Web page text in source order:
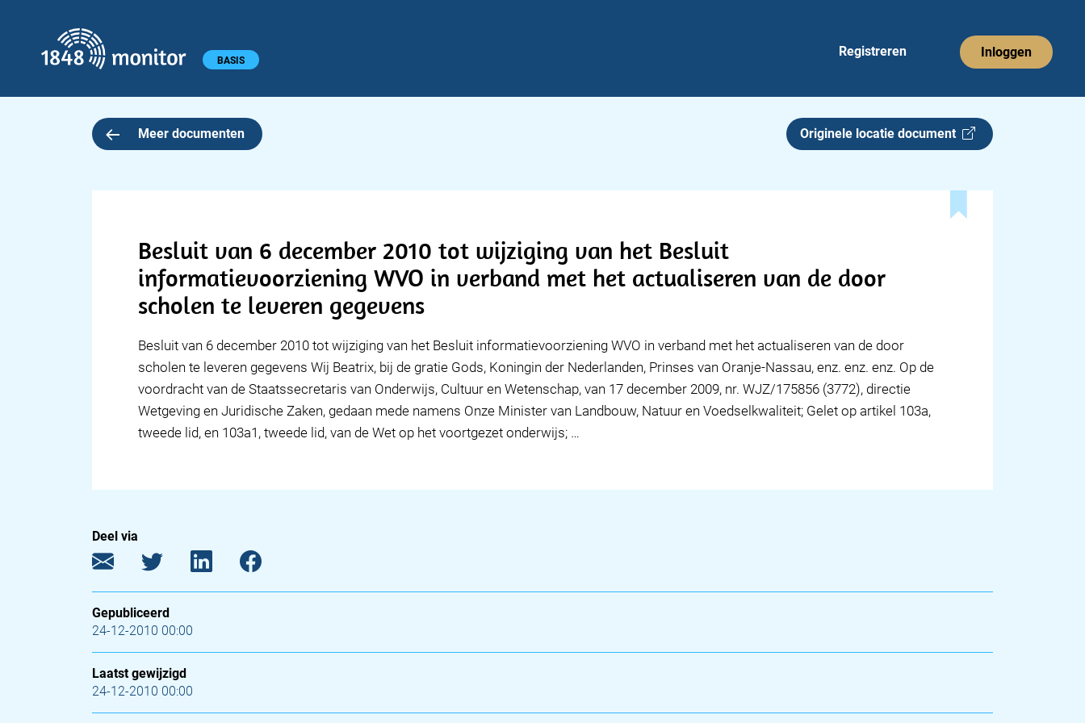
Hoofdmenu BASIS
Registreren Inloggen
Meer documenten Originele locatie document
Besluit van 6 december 2010 tot wijziging van het Besluit
informatievoorziening WVO in verband met het actualiseren van de door
scholen te leveren gegevens
Besluit van 6 december 2010 tot wijziging van het Besluit informatievoorziening WVO in verband met het actualiseren van de door
scholen te leveren gegevens Wij Beatrix, bij de gratie Gods, Koningin der Nederlanden, Prinses van Oranje-Nassau, enz. enz. enz. Op de
voordracht van de Staatssecretaris van Onderwijs, Cultuur en Wetenschap, van 17 december 2009, nr. WJZ/175856 (3772), directie
Wetgeving en Juridische Zaken, gedaan mede namens Onze Minister van Landbouw, Natuur en Voedselkwaliteit; Gelet op artikel 103a,
tweede lid, en 103a1, tweede lid, van de Wet op het voortgezet onderwijs; …
Deel via
Gepubliceerd
24-12-2010 00:00
Laatst gewijzigd
24-12-2010 00:00